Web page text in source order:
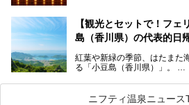
そんな国営讃岐まんのう公
つご紹介しますね。
設を紹介します。
ぜひ香川県に住んでいる方や
サウナ施設を行ってみましょ
【観光とセットで！フェ
島（香川県）の代表的日
紅葉や新緑の季節、はたまた
る「小豆島（香川県）」。
1周すると82kmもあることか
たく風景がちがいます。
ニフティ温泉ニュース